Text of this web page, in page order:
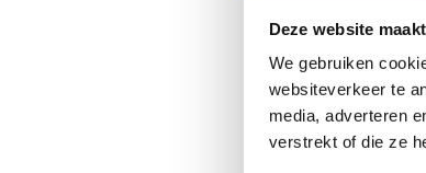
Deze website
We gebruiken
websiteverkeer te
media, adverteren
verstrekt of die ze